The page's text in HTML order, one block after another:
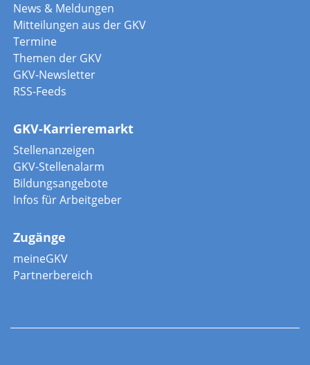
News & Meldungen
Mitteilungen aus der GKV
Termine
Themen der GKV
GKV-Newsletter
RSS-Feeds
GKV-Karrieremarkt
Stellenanzeigen
GKV-Stellenalarm
Bildungsangebote
Infos für Arbeitgeber
Zugänge
meineGKV
Partnerbereich